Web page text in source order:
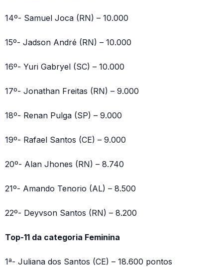
14º- Samuel Joca (RN) – 10.000
15º- Jadson André (RN) – 10.000
16º- Yuri Gabryel (SC) – 10.000
17º- Jonathan Freitas (RN) – 9.000
18º- Renan Pulga (SP) – 9.000
19º- Rafael Santos (CE) – 9.000
20º- Alan Jhones (RN) – 8.740
21º- Amando Tenorio (AL) – 8.500
22º- Deyvson Santos (RN) – 8.200
Top-11 da categoria Feminina
1ª- Juliana dos Santos (CE) – 18.600 pontos